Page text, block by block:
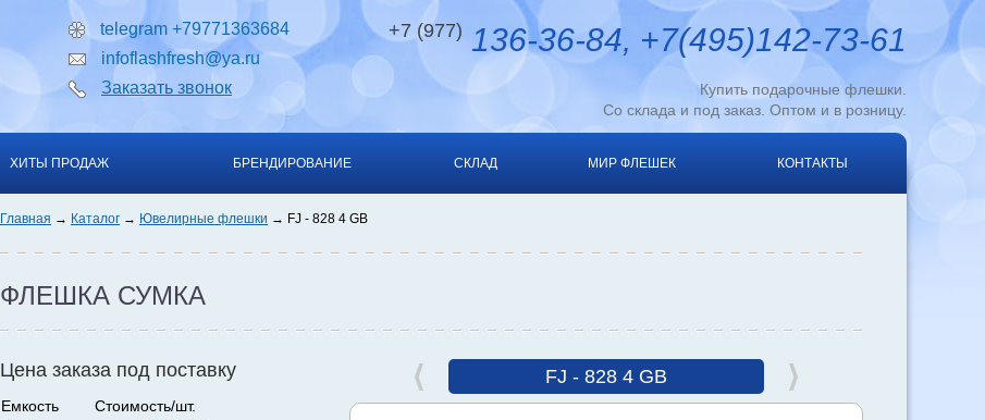
telegram +79771363684
infoflashfresh@ya.ru
Заказать звонок
+7 (977) 136-36-84, +7(495)142-73-61
Купить подарочные флешки.
Со склада и под заказ. Оптом и в розницу.
ХИТЫ ПРОДАЖ БРЕНДИРОВАНИЕ СКЛАД МИР ФЛЕШЕК КОНТАКТЫ
Главная Каталог Ювелирные флешки FJ - 828 4 GB
ФЛЕШКА СУМКА
FJ - 828 4 GB
Цена заказа под поставку
Емкость
Стоимость/шт.